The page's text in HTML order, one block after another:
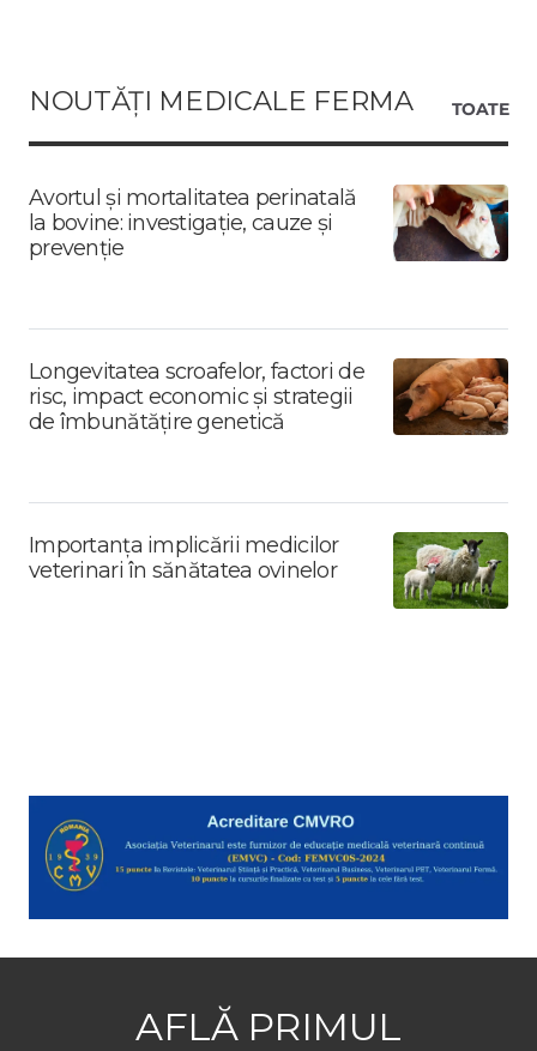
NOUTĂȚI MEDICALE FERMA TOATE
Avortul și mortalitatea perinatală
la bovine: investigație, cauze și
prevenție
Longevitatea scroafelor, factori de
risc, impact economic și strategii
de îmbunătățire genetică
Importanța implicării medicilor
veterinari în sănătatea ovinelor
AFLĂ PRIMUL